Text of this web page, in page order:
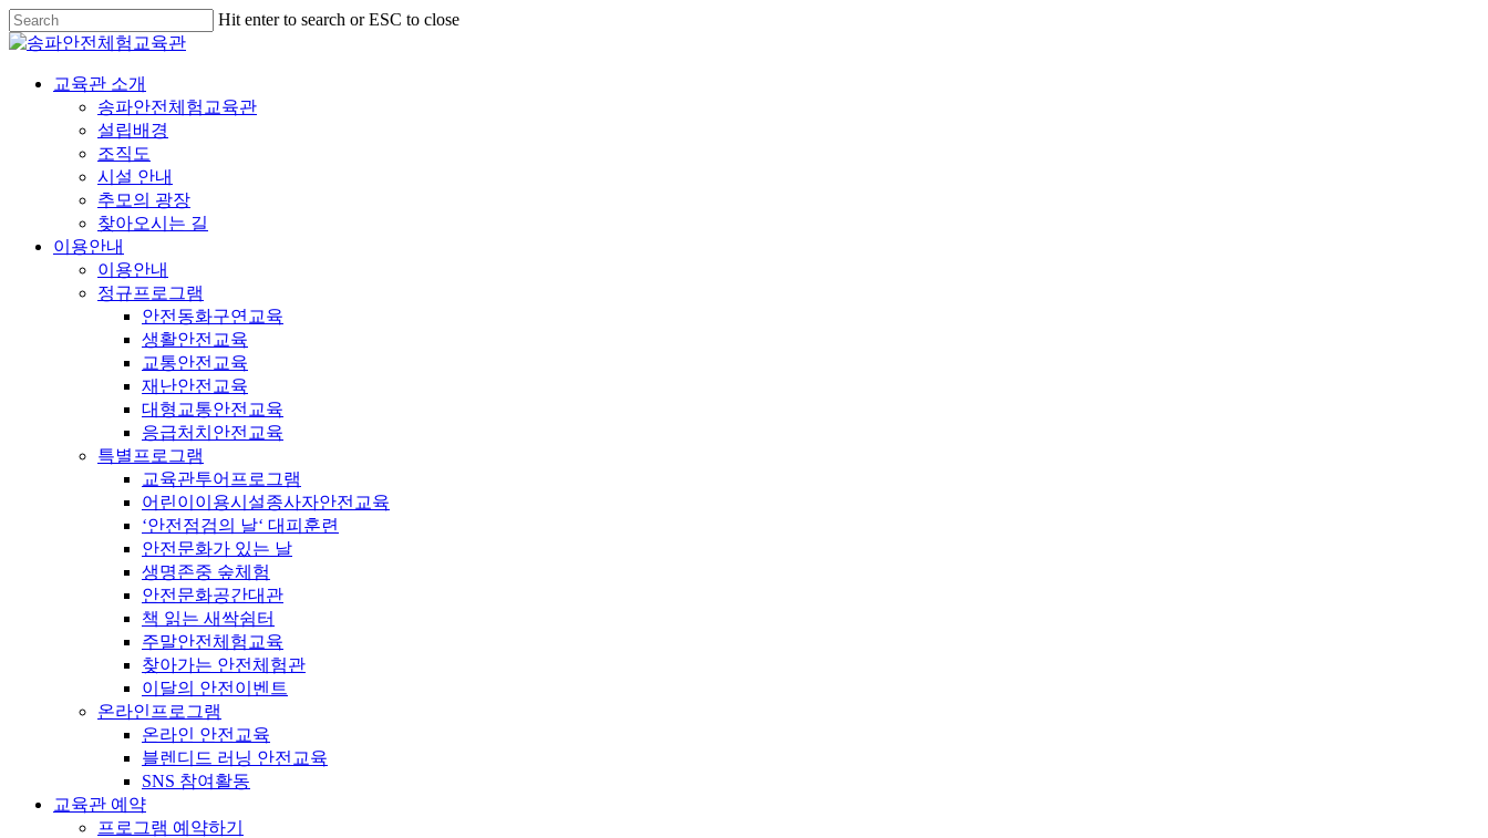
Hit enter to search or ESC to close
교육관 소개
송파안전체험교육관
설립배경
조직도
시설 안내
추모의 광장
찾아오시는 길
이용안내
이용안내
정규프로그램
안전동화구연교육
생활안전교육
교통안전교육
재난안전교육
대형교통안전교육
응급처치안전교육
특별프로그램
교육관투어프로그램
어린이이용시설종사자안전교육
‘안전점검의 날‘ 대피훈련
안전문화가 있는 날
생명존중 숲체험
안전문화공간대관
책 읽는 새싹쉼터
주말안전체험교육
찾아가는 안전체험관
이달의 안전이벤트
온라인프로그램
온라인 안전교육
블렌디드 러닝 안전교육
SNS 참여활동
교육관 예약
프로그램 예약하기